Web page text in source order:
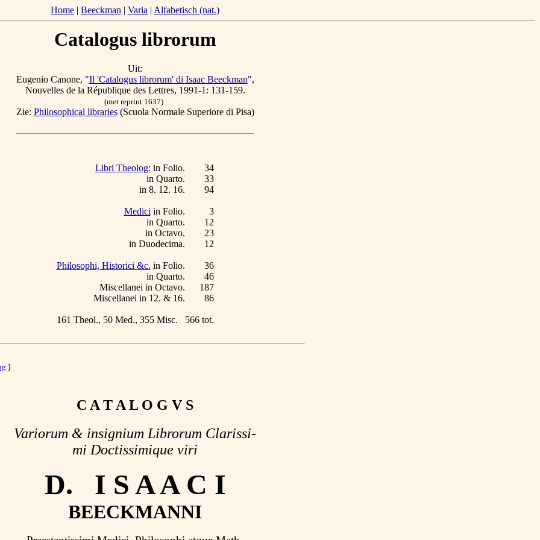
Home | Beeckman | Varia | Alfabetisch (nat.)
Catalogus librorum
Uit:
Eugenio Canone, "Il 'Catalogus librorum' di Isaac Beeckman",
Nouvelles de la République des Lettres, 1991-1: 131-159.
(met reprint 1637)
Zie: Philosophical libraries(Scuola Normale Superiore di Pisa)
Libri Theolog: in Folio.
34
in Quarto.
33
in 8. 12. 16.
94
Medici in Folio.
3
in Quarto.
12
in Octavo.
23
in Duodecima.
12
Philosophi, Historici &c. in Folio.
36
in Quarto.
46
Miscellanei in Octavo.
187
Miscellanei in 12. & 16.
86
161 Theol., 50 Med., 355 Misc. 566 tot.
]
C A T A L O G V S
Variorum & insignium Librorum Clarissi-
mi Doctissimique viri
D. I S A A C I
BEECKMANNI